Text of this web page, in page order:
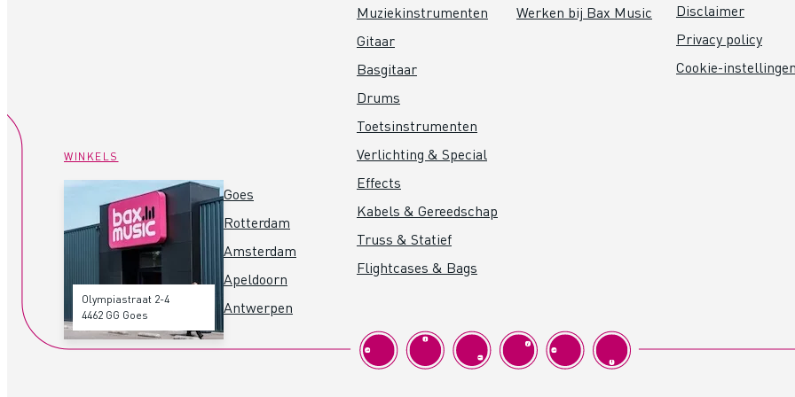
WINKELS
Olympiastraat 2-4
4462 GG Goes
Goes
Rotterdam
Amsterdam
Apeldoorn
Antwerpen
Muziekinstrumenten
Gitaar
Basgitaar
Drums
Toetsinstrumenten
Verlichting & Special
Effects
Kabels & Gereedschap
Truss & Statief
Flightcases & Bags
Werken bij Bax Music
Disclaimer
Privacy policy
Cookie-